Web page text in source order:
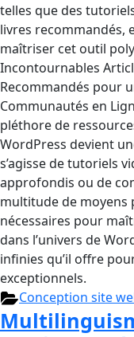
telles que des
livres recommandés,
maîtriser cet outil
Incontournables
Recommandés pour
Communautés en
pléthore de
WordPress devient
s’agisse de tutoriels
approfondis ou de
multitude de moyens
nécessaires pour
dans l’univers de
infinies qu’il offre
exceptionnels.
Conception site